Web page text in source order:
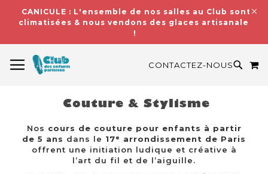
CANICULE : L'ensemble de nos salles au Club sont
climatisées & nous vendons des glaces artisanales
!
CONTACTEZ-NOUS
Couture & Stylisme
Nos cours de couture pour enfants à partir
de 5 ans dans le 17ᵉ arrondissement de Paris
offrent une initiation ludique et créative à
l’art du fil et de l’aiguille.